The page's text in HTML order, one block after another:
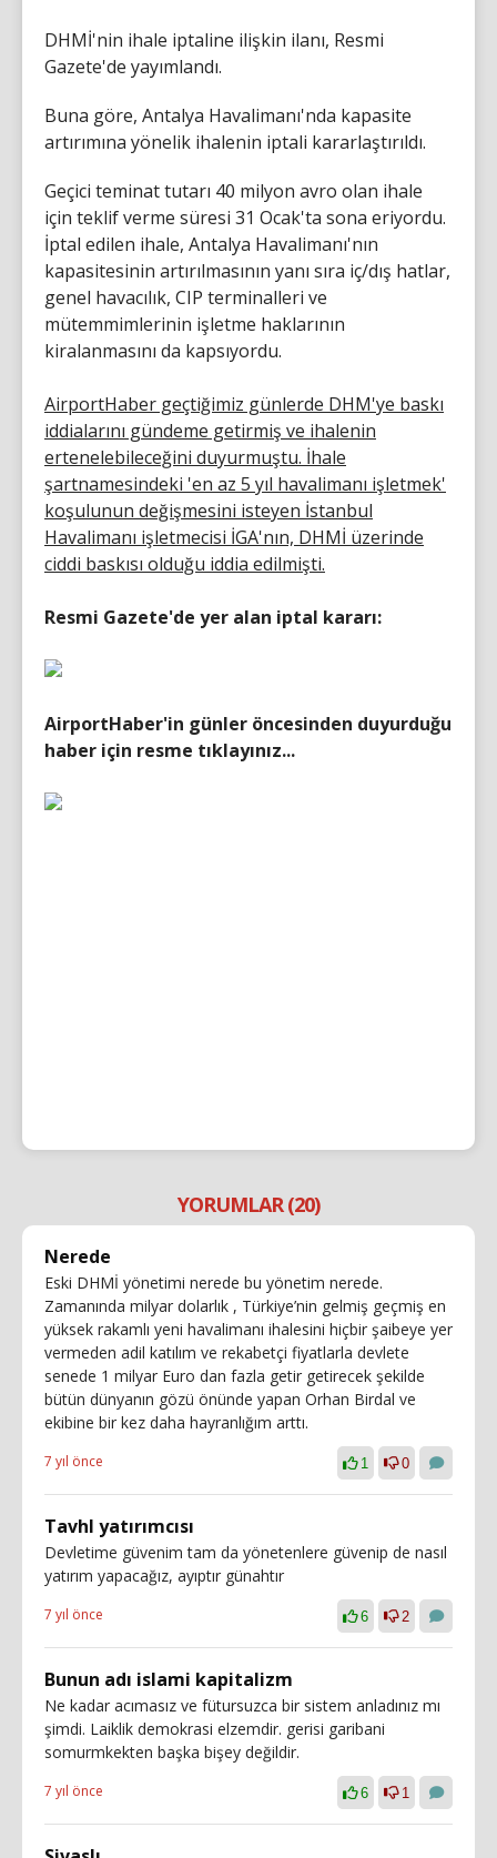
DHMİ'nin ihale iptaline ilişkin ilanı, Resmi
Gazete'de yayımlandı.
Buna göre, Antalya Havalimanı'nda kapasite
artırımına yönelik ihalenin iptali kararlaştırıldı.
Geçici teminat tutarı 40 milyon avro olan ihale
için teklif verme süresi 31 Ocak'ta sona eriyordu.
İptal edilen ihale, Antalya Havalimanı'nın
kapasitesinin artırılmasının yanı sıra iç/dış hatlar,
genel havacılık, CIP terminalleri ve
mütemmimlerinin işletme haklarının
kiralanmasını da kapsıyordu.
AirportHaber geçtiğimiz günlerde DHM'ye baskı
iddialarını gündeme getirmiş ve ihalenin
ertenelebileceğini duyurmuştu. İhale
şartnamesindeki 'en az 5 yıl havalimanı işletmek'
koşulunun değişmesini isteyen İstanbul
Havalimanı işletmecisi İGA'nın, DHMİ üzerinde
ciddi baskısı olduğu iddia edilmişti.
Resmi Gazete'de yer alan iptal kararı:
AirportHaber'in günler öncesinden duyurduğu
haber için resme tıklayınız...
YORUMLAR (20)
Nerede
Eski DHMİ yönetimi nerede bu yönetim nerede.
Zamanında milyar dolarlık , Türkiye’nin gelmiş geçmiş en
yüksek rakamlı yeni havalimanı ihalesini hiçbir şaibeye yer
vermeden adil katılım ve rekabetçi fiyatlarla devlete
senede 1 milyar Euro dan fazla getir getirecek şekilde
bütün dünyanın gözü önünde yapan Orhan Birdal ve
ekibine bir kez daha hayranlığım arttı.
7 yıl önce 1 0
Tavhl yatırımcısı
Devletime güvenim tam da yönetenlere güvenip de nasıl
yatırım yapacağız, ayıptır günahtır
7 yıl önce 6 2
Bunun adı islami kapitalizm
Ne kadar acımasız ve fütursuzca bir sistem anladınız mı
şimdi. Laiklik demokrasi elzemdir. gerisi garibani
somurmkekten başka bişey değildir.
7 yıl önce 6 1